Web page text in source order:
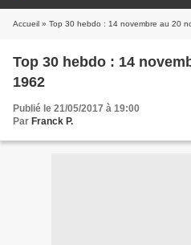
Accueil » Top 30 hebdo : 14 novembre au 20
Top 30 hebdo : 14
1962
Publié le 21/05/2017 à 19:00
Par Franck P.